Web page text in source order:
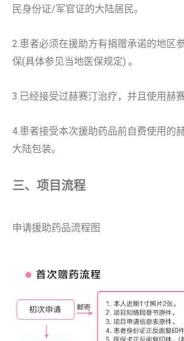
民身份证/军官证的大陆居民。
2.患者必须在援助方有捐赠承诺的地区
保(具体参见当地医保规定) 。
3.已经接受过赫赛汀治疗，并且使用赫
4.患者接受本次援助药品前自费使用的
大陆包装。
三、项目流程
申请援助药品流程图